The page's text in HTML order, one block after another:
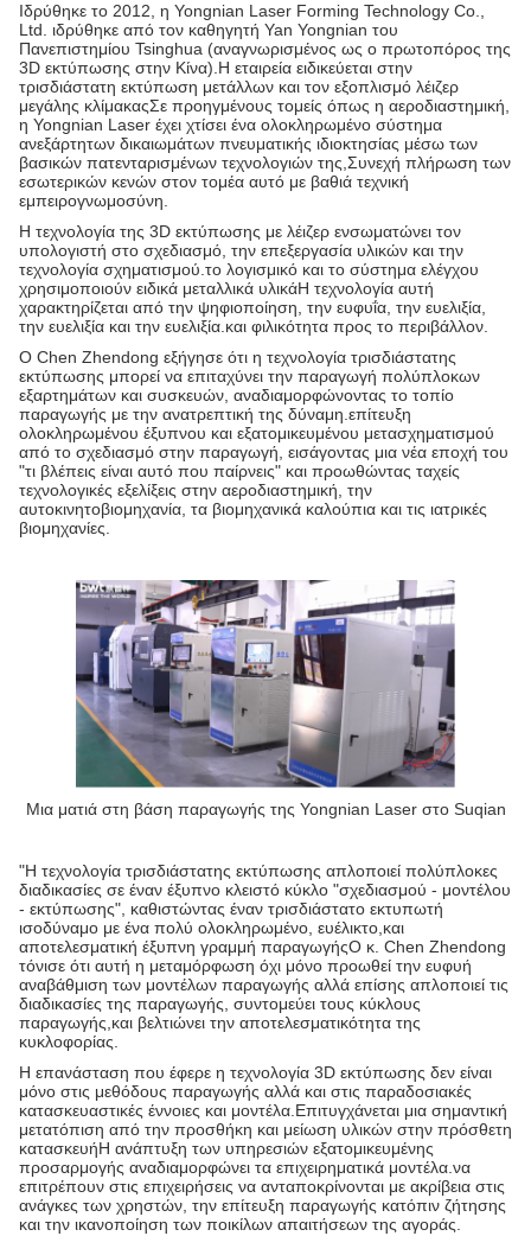
Ιδρύθηκε το 2012, η Yongnian Laser Forming Technology Co.,
Ltd. ιδρύθηκε από τον καθηγητή Yan Yongnian του
Πανεπιστημίου Tsinghua (αναγνωρισμένος ως ο πρωτοπόρος της
3D εκτύπωσης στην Κίνα).Η εταιρεία ειδικεύεται στην
τρισδιάστατη εκτύπωση μετάλλων και τον εξοπλισμό λέιζερ
μεγάλης κλίμακαςΣε προηγμένους τομείς όπως η αεροδιαστημική,
η Yongnian Laser έχει χτίσει ένα ολοκληρωμένο σύστημα
ανεξάρτητων δικαιωμάτων πνευματικής ιδιοκτησίας μέσω των
βασικών πατενταρισμένων τεχνολογιών της,Συνεχή πλήρωση των
εσωτερικών κενών στον τομέα αυτό με βαθιά τεχνική
εμπειρογνωμοσύνη.
Η τεχνολογία της 3D εκτύπωσης με λέιζερ ενσωματώνει τον
υπολογιστή στο σχεδιασμό, την επεξεργασία υλικών και την
τεχνολογία σχηματισμού.το λογισμικό και το σύστημα ελέγχου
χρησιμοποιούν ειδικά μεταλλικά υλικάΗ τεχνολογία αυτή
χαρακτηρίζεται από την ψηφιοποίηση, την ευφυΐα, την ευελιξία,
την ευελιξία και την ευελιξία.και φιλικότητα προς το περιβάλλον.
Ο Chen Zhendong εξήγησε ότι η τεχνολογία τρισδιάστατης
εκτύπωσης μπορεί να επιταχύνει την παραγωγή πολύπλοκων
εξαρτημάτων και συσκευών, αναδιαμορφώνοντας το τοπίο
παραγωγής με την ανατρεπτική της δύναμη.επίτευξη
ολοκληρωμένου έξυπνου και εξατομικευμένου μετασχηματισμού
από το σχεδιασμό στην παραγωγή, εισάγοντας μια νέα εποχή του
"τι βλέπεις είναι αυτό που παίρνεις" και προωθώντας ταχείς
τεχνολογικές εξελίξεις στην αεροδιαστημική, την
αυτοκινητοβιομηχανία, τα βιομηχανικά καλούπια και τις ιατρικές
βιομηχανίες.
Μια ματιά στη βάση παραγωγής της Yongnian Laser στο Suqian
"Η τεχνολογία τρισδιάστατης εκτύπωσης απλοποιεί πολύπλοκες
διαδικασίες σε έναν έξυπνο κλειστό κύκλο "σχεδιασμού - μοντέλου
- εκτύπωσης", καθιστώντας έναν τρισδιάστατο εκτυπωτή
ισοδύναμο με ένα πολύ ολοκληρωμένο, ευέλικτο,και
αποτελεσματική έξυπνη γραμμή παραγωγήςΟ κ. Chen Zhendong
τόνισε ότι αυτή η μεταμόρφωση όχι μόνο προωθεί την ευφυή
αναβάθμιση των μοντέλων παραγωγής αλλά επίσης απλοποιεί τις
διαδικασίες της παραγωγής, συντομεύει τους κύκλους
παραγωγής,και βελτιώνει την αποτελεσματικότητα της
κυκλοφορίας.
Η επανάσταση που έφερε η τεχνολογία 3D εκτύπωσης δεν είναι
μόνο στις μεθόδους παραγωγής αλλά και στις παραδοσιακές
κατασκευαστικές έννοιες και μοντέλα.Επιτυγχάνεται μια σημαντική
μετατόπιση από την προσθήκη και μείωση υλικών στην πρόσθετη
κατασκευήΗ ανάπτυξη των υπηρεσιών εξατομικευμένης
προσαρμογής αναδιαμορφώνει τα επιχειρηματικά μοντέλα.να
επιτρέπουν στις επιχειρήσεις να ανταποκρίνονται με ακρίβεια στις
ανάγκες των χρηστών, την επίτευξη παραγωγής κατόπιν ζήτησης
και την ικανοποίηση των ποικίλων απαιτήσεων της αγοράς.